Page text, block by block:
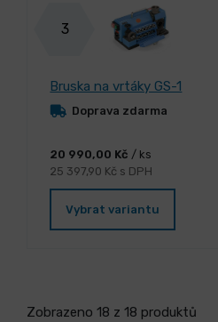
3
Bruska na vrtáky GS-1
Doprava zdarma
20 990,00 Kč / ks
25 397,90 Kč s DPH
Vybrat variantu
Zobrazeno 18 z 18 produktů